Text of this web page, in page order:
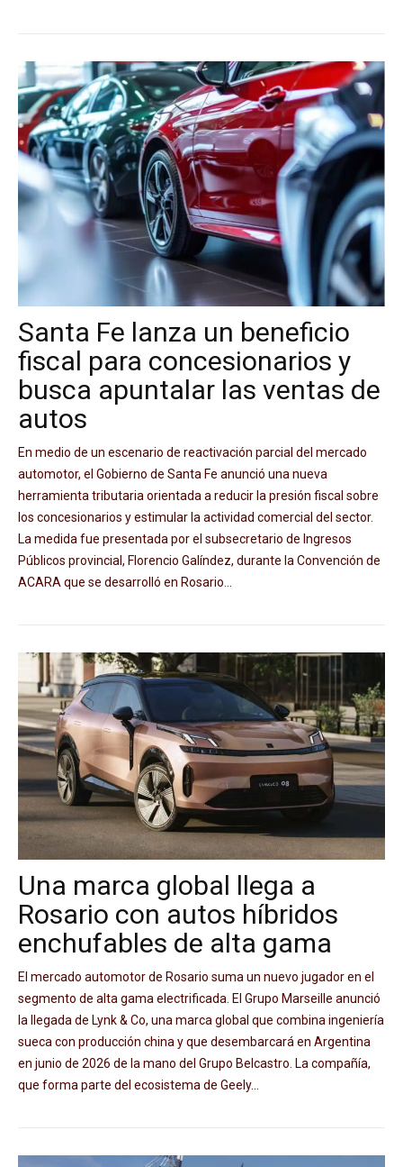
Santa Fe lanza un beneficio
fiscal para concesionarios y
busca apuntalar las ventas de
autos
En medio de un escenario de reactivación parcial del mercado
automotor, el Gobierno de Santa Fe anunció una nueva
herramienta tributaria orientada a reducir la presión fiscal sobre
los concesionarios y estimular la actividad comercial del sector.
La medida fue presentada por el subsecretario de Ingresos
Públicos provincial, Florencio Galíndez, durante la Convención de
ACARA que se desarrolló en Rosario...
Una marca global llega a
Rosario con autos híbridos
enchufables de alta gama
El mercado automotor de Rosario suma un nuevo jugador en el
segmento de alta gama electrificada. El Grupo Marseille anunció
la llegada de Lynk & Co, una marca global que combina ingeniería
sueca con producción china y que desembarcará en Argentina
en junio de 2026 de la mano del Grupo Belcastro. La compañía,
que forma parte del ecosistema de Geely...